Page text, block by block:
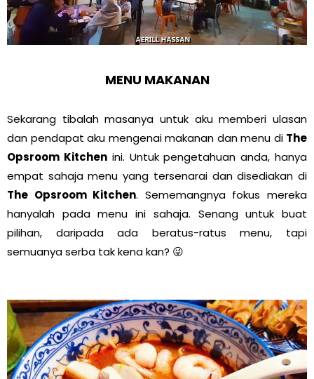
MENU MAKANAN
Sekarang tibalah masanya untuk aku memberi ulasan
dan pendapat aku mengenai makanan dan menu di The
Opsroom Kitchenini. Untuk pengetahuan anda, hanya
empat sahaja menu yang tersenarai dan disediakan di
The Opsroom Kitchen. Sememangnya fokus mereka
hanyalah pada menu ini sahaja. Senang untuk buat
pilihan, daripada ada beratus-ratus menu, tapi
semuanya serba tak kena kan? 😜